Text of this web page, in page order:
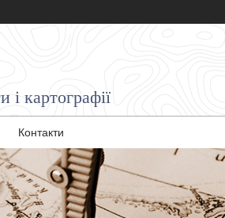
і картографії
Контакти